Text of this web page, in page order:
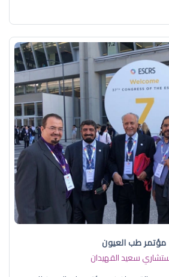
مؤتمر طب العيون
سعيد القهيدان